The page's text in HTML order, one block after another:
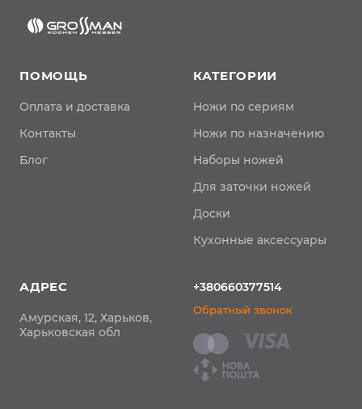
ПОМОЩЬ
Оплата и доставка
Контакты
Блог
КАТЕГОРИИ
Ножи по сериям
Ножи по назначению
Наборы ножей
Для заточки ножей
Доски
Кухонные аксессуары
АДРЕС
Амурская, 12, Харьков,
Харьковская обл
+380660377514
Обратный звонок